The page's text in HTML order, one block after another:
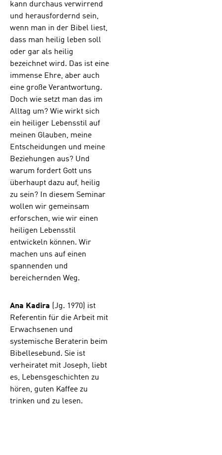
kann durchaus verwirrend
und herausfordernd sein,
wenn man in der Bibel liest,
dass man heilig leben soll
oder gar als heilig
bezeichnet wird. Das ist eine
immense Ehre, aber auch
eine große Verantwortung.
Doch wie setzt man das im
Alltag um? Wie wirkt sich
ein heiliger Lebensstil auf
meinen Glauben, meine
Entscheidungen und meine
Beziehungen aus? Und
warum fordert Gott uns
überhaupt dazu auf, heilig
zu sein? In diesem Seminar
wollen wir gemeinsam
erforschen, wie wir einen
heiligen Lebensstil
entwickeln können. Wir
machen uns auf einen
spannenden und
bereichernden Weg.
Ana Kadira (Jg. 1970) ist
Referentin für die Arbeit mit
Erwachsenen und
systemische Beraterin beim
Bibellesebund. Sie ist
verheiratet mit Joseph, liebt
es, Lebensgeschichten zu
hören, guten Kaffee zu
trinken und zu lesen.